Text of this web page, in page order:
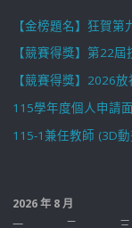
【金榜題名】狂賀
【競賽得獎】第22
【競賽得獎】2026
115學年度個人申請
115-1兼任教師 (3D
2026 年 8 月